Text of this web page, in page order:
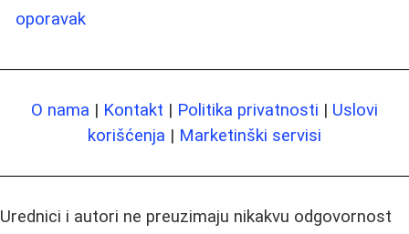
oporavak
O nama | Kontakt | Politika privatnosti | Uslovi
korišćenja | Marketinški servisi
Urednici i autori ne preuzimaju nikakvu odgovornost